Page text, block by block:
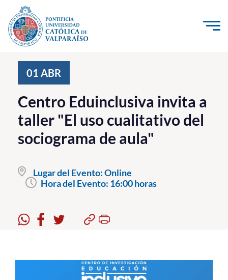
Click acá para ir directamente al contenido
Investigación, Creación e Innovación
PUCV Internacional
Vinculación con el Medio
Pregrado
Formación Continua
01 ABR
Centro Eduinclusiva invita a
taller "El uso cualitativo del
sociograma de aula"
Lugar del Evento:Online
Hora del Evento: 16:00 horas